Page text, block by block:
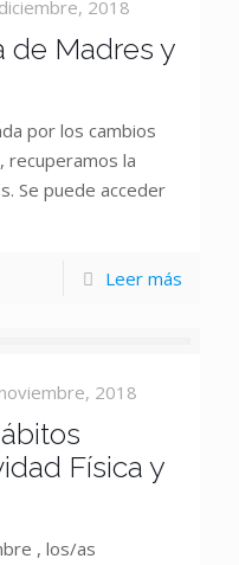
2018
de Madres y
por los cambios
recuperamos la
Se puede acceder
Leer más
2018
Física y
, los/as